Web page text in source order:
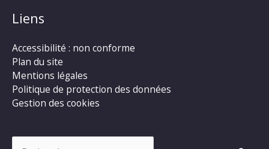
Liens
Accessibilité : non conforme
Plan du site
Mentions légales
Politique de protection des données
Gestion des cookies